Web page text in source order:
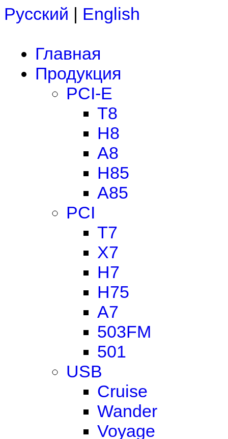
Русский | English
Главная
Продукция
PCI-E
T8
H8
A8
H85
A85
PCI
T7
X7
H7
H75
A7
503FM
501
USB
Cruise
Wander
Voyage